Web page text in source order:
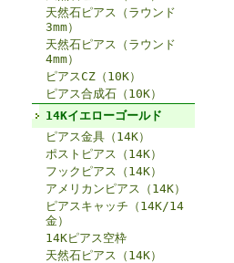
天然石ピアス（ラウンド
3mm）
天然石ピアス（ラウンド
4mm）
ピアスCZ（10K）
ピアス合成石（10K）
14Kイエローゴールド
ピアス金具（14K）
ポストピアス（14K）
フックピアス（14K）
アメリカンピアス（14K）
ピアスキャッチ（14K/14
金）
14Kピアス空枠
天然石ピアス（14K）